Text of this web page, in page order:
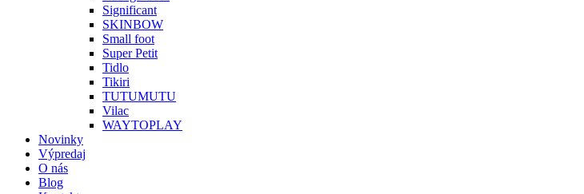
Significant
SKINBOW
Small foot
Super Petit
Tidlo
Tikiri
TUTUMUTU
Vilac
WAYTOPLAY
Novinky
Výpredaj
O nás
Blog